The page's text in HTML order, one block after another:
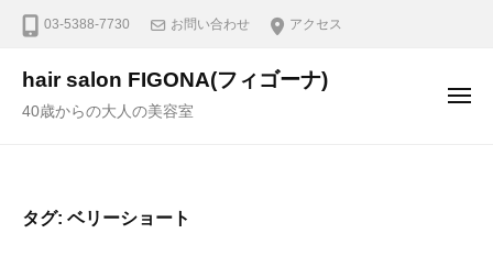
03-5388-7730 お問い合わせ アクセス
hair salon FIGONA(フィゴーナ)
40歳からの大人の美容室
タグ: ベリーショート